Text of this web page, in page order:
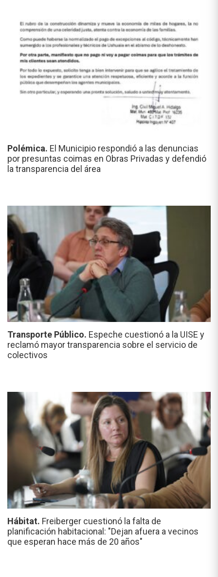
Polémica. El Municipio respondió a las denuncias
por presuntas coimas en Obras Privadas y defendió
la transparencia del área
Transporte Público. Espeche cuestionó a la UISE y
reclamó mayor transparencia sobre el servicio de
colectivos
Hábitat. Freiberger cuestionó la falta de
planificación habitacional: "Dejan afuera a vecinos
que esperan hace más de 20 años"